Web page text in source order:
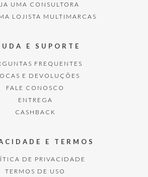
UMA CONSULTORA
LOJISTA MULTIMARCAS
E SUPORTE
FREQUENTES
E DEVOLUÇÕES
FALE CONOSCO
ENTREGA
CASHBACK
E TERMOS
DE PRIVACIDADE
TERMOS DE USO